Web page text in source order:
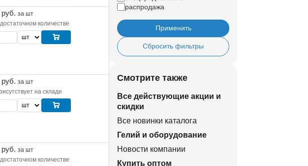
руб. за шт
количестве
руб. за шт
на складе
руб. за шт
количестве
распродажа
Применить
Сбросить фильтры
Смотрите также
Все действующие акции и
скидки
Все новинки каталога
Гелий и оборудование
Новости компании
Купить оптом